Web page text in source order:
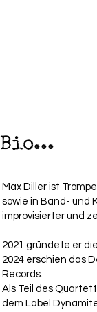
Bio...
Max Diller ist
sowie in Band- und
improvisierter und
2021 gründete er
2024 erschien das
Records.
Als Teil des
dem Label